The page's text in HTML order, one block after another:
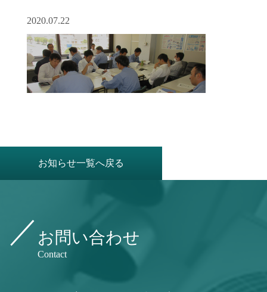
2020.07.22
お知らせ一覧へ戻る
お問い合わせ
Contact